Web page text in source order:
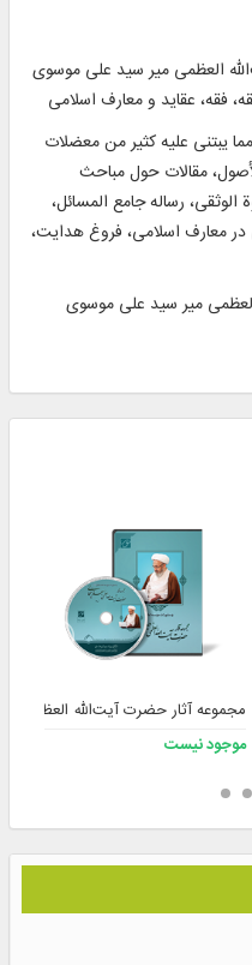
از آثار آیت‌الله العظمی میر سید علی موسوی
فقه، عقاید و معارف اسلامی
یبتنی علیه کثیر من معضلات
جلد)، بدایع الأصول، مقالات حول مباحث
الوثقی، رساله جامع المسائل،
در معارف اسلامی، فروغ هدایت،
العظمی میر سید علی موسوی
(ره)
مجموعه آثار حضرت آیت‌الله العظمی
موجود نیست